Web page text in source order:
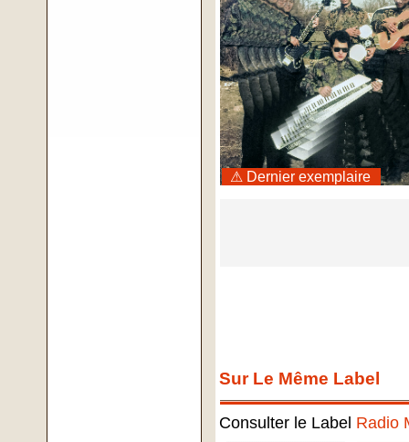
⚠ Dernier exemplaire
Sur Le Même Label
Consulter le Label Radio